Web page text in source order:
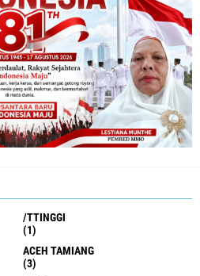
/TTINGGI
(1)
ACEH TAMIANG
(3)